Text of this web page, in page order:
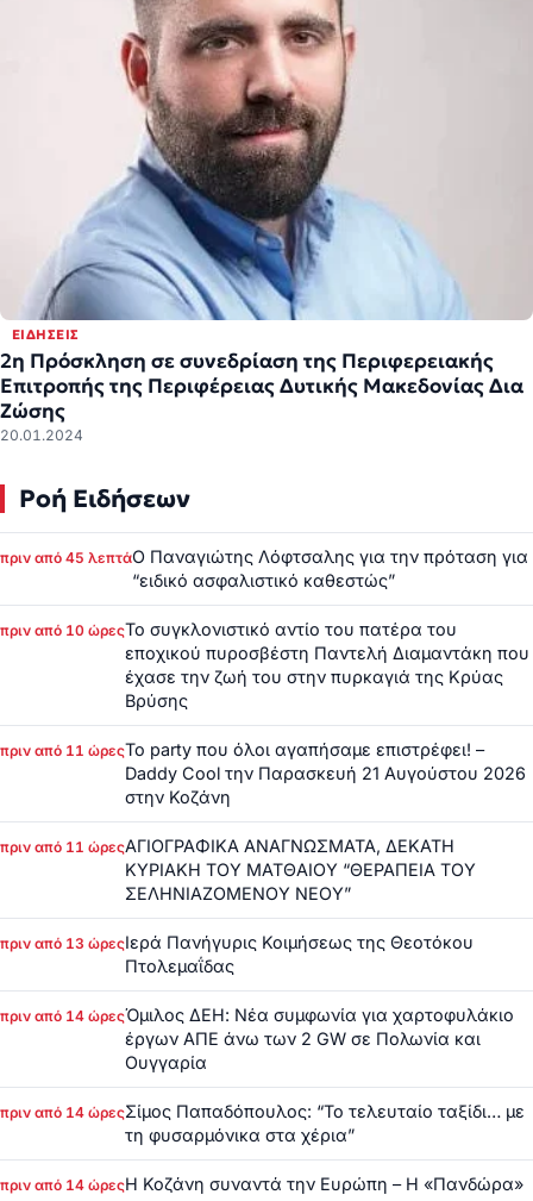
ΕΙΔΉΣΕΙΣ
2η Πρόσκληση σε συνεδρίαση της Περιφερειακής
Επιτροπής της Περιφέρειας Δυτικής Μακεδονίας Δια
Ζώσης
20.01.2024
Ροή Ειδήσεων
πριν από 45 λεπτάΟ Παναγιώτης Λόφτσαλης για την πρόταση για
“ειδικό ασφαλιστικό καθεστώς”
πριν από 10 ώρεςΤο συγκλονιστικό αντίο του πατέρα του
εποχικού πυροσβέστη Παντελή Διαμαντάκη που
έχασε την ζωή του στην πυρκαγιά της Κρύας
Βρύσης
πριν από 11 ώρεςΤο party που όλοι αγαπήσαμε επιστρέφει! –
Daddy Cool την Παρασκευή 21 Αυγούστου 2026
στην Κοζάνη
πριν από 11 ώρεςΑΓΙΟΓΡΑΦΙΚΑ ΑΝΑΓΝΩΣΜΑΤΑ, ΔΕΚΑΤΗ
ΚΥΡΙΑΚΗ ΤΟΥ ΜΑΤΘΑΙΟΥ “ΘΕΡΑΠΕΙΑ ΤΟΥ
ΣΕΛΗΝΙΑΖΟΜΕΝΟΥ ΝΕΟΥ”
πριν από 13 ώρεςΙερά Πανήγυρις Κοιμήσεως της Θεοτόκου
Πτολεμαΐδας
πριν από 14 ώρεςΌμιλος ΔΕΗ: Νέα συμφωνία για χαρτοφυλάκιο
έργων ΑΠΕ άνω των 2 GW σε Πολωνία και
Ουγγαρία
πριν από 14 ώρεςΣίμος Παπαδόπουλος: “Το τελευταίο ταξίδι… με
τη φυσαρμόνικα στα χέρια”
πριν από 14 ώρεςΗ Κοζάνη συναντά την Ευρώπη – Η «Πανδώρα»